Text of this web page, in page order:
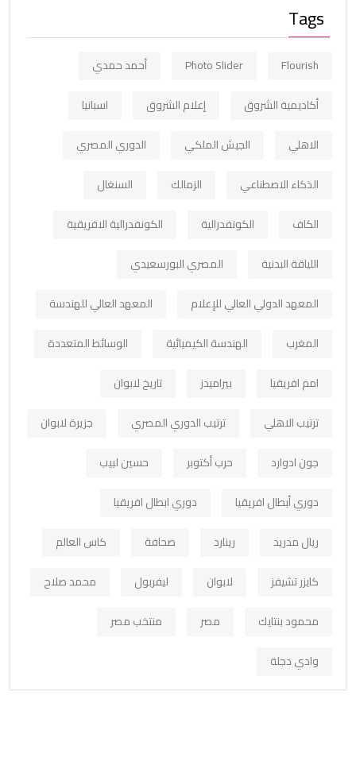
Tags
Flourish
Photo Slider
أحمد حمدي
أكاديمية الشروق
إعلام الشروق
اسبانيا
الاهلي
الجيش الملكي
الدوري المصري
الذكاء الاصطناعي
الزمالك
السنغال
الكاف
الكونفدرالية
الكونفدرالية الافريقية
اللياقة البدنية
المصري البورسعيدي
المعهد الدولي العالي للإعلام
المعهد العالي للهندسة
المغرب
الهندسة الكيميائية
الوسائط المتعددة
امم افريقيا
بيراميدز
تاريخ لابوان
ترتيب الاهلي
ترتيب الدوري المصري
جزيرة لابوان
جون ادوارد
حرب أكتوبر
حسين لبيب
دوري أبطال افريقيا
دوري ابطال افريقيا
ريال مدريد
رينارد صحافة
كاس العالم
كايزر تشيفز
لابوان ليفربول
محمد صلاح
محمود بنتايك
مصر
منتخب مصر
وادي دجلة